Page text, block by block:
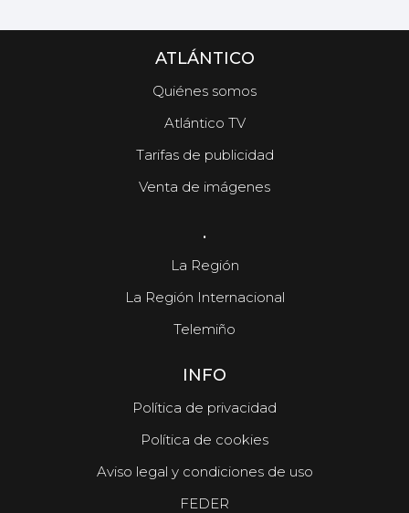
ATLÁNTICO
Quiénes somos
Atlántico TV
Tarifas de publicidad
Venta de imágenes
.
La Región
La Región Internacional
Telemiño
INFO
Política de privacidad
Política de cookies
Aviso legal y condiciones de uso
FEDER